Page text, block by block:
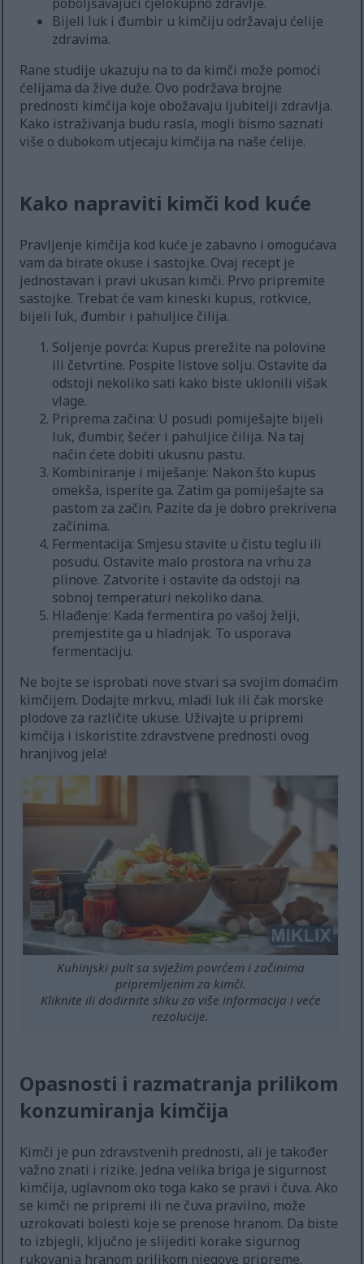
Bijeli luk i đumbir u kimčiju održavaju ćelije
zdravima.
Rane studije ukazuju na to da kimči može pomoći
ćelijama da žive duže. Ovo podržava brojne
prednosti kimčija koje obožavaju ljubitelji zdravlja.
Kako istraživanja budu rasla, mogli bismo saznati
više o dubokom utjecaju kimčija na naše ćelije.
Kako napraviti kimči kod kuće
Pravljenje kimčija kod kuće je zabavno i omogućava
vam da birate okuse i sastojke. Ovaj recept je
jednostavan i pravi ukusan kimči. Prvo pripremite
sastojke. Trebat će vam kineski kupus, rotkvice,
bijeli luk, đumbir i pahuljice čilija.
Soljenje povrća: Kupus prerežite na polovine
ili četvrtine. Pospite listove solju. Ostavite da
odstoji nekoliko sati kako biste uklonili višak
vlage.
Priprema začina: U posudi pomiješajte bijeli
luk, đumbir, šećer i pahuljice čilija. Na taj
način ćete dobiti ukusnu pastu.
Kombiniranje i miješanje: Nakon što kupus
omekša, isperite ga. Zatim ga pomiješajte sa
pastom za začin. Pazite da je dobro prekrivena
začinima.
Fermentacija: Smjesu stavite u čistu teglu ili
posudu. Ostavite malo prostora na vrhu za
plinove. Zatvorite i ostavite da odstoji na
sobnoj temperaturi nekoliko dana.
Hlađenje: Kada fermentira po vašoj želji,
premjestite ga u hladnjak. To usporava
fermentaciju.
Ne bojte se isprobati nove stvari sa svojim domaćim
kimčijem. Dodajte mrkvu, mladi luk ili čak morske
plodove za različite ukuse. Uživajte u pripremi
kimčija i iskoristite zdravstvene prednosti ovog
hranjivog jela!
Kuhinjski pult sa svježim povrćem i začinima
pripremljenim za kimči.
Kliknite ili dodirnite sliku za više informacija i veće
rezolucije.
Opasnosti i razmatranja prilikom
konzumiranja kimčija
Kimči je pun zdravstvenih prednosti, ali je također
važno znati i rizike. Jedna velika briga je sigurnost
kimčija, uglavnom oko toga kako se pravi i čuva. Ako
se kimči ne pripremi ili ne čuva pravilno, može
uzrokovati bolesti koje se prenose hranom. Da biste
to izbjegli, ključno je slijediti korake sigurnog
rukovanja hranom prilikom njegove pripreme.